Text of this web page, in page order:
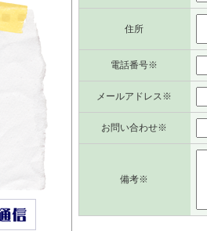
住所
電話番号※
メールアドレス※
お問い合わせ※
備考※